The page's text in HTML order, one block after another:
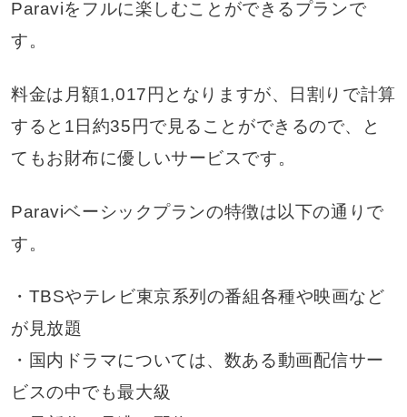
Paraviをフルに楽しむことができるプランで
す。
料金は月額1,017円となりますが、日割りで計算
すると1日約35円で見ることができるので、と
てもお財布に優しいサービスです。
Paraviベーシックプランの特徴は以下の通りで
す。
・TBSやテレビ東京系列の番組各種や映画など
が見放題
・国内ドラマについては、数ある動画配信サー
ビスの中でも最大級